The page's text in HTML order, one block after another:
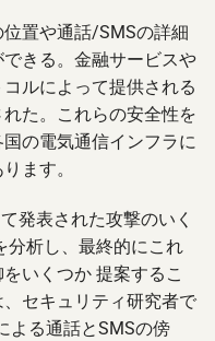
置や通話/SMSの詳細
きる。金融サービスや
ルによって提供される
た。これらの安全性を
の電気通信インフラに
ます。
発表された攻撃のいく
分析し、最終的にこれ
いくつか 提案するこ
セキュリティ研究者で
よる通話とSMSの傍